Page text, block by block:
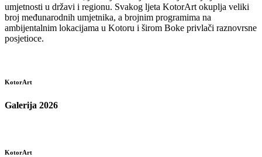
umjetnosti u državi i regionu. Svakog ljeta KotorArt okuplja veliki
broj međunarodnih umjetnika, a brojnim programima na
ambijentalnim lokacijama u Kotoru i širom Boke privlači raznovrsne
posjetioce.
KotorArt
Galerija 2026
KotorArt